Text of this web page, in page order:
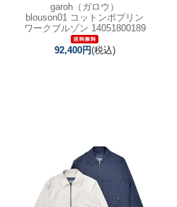
garoh（ガロウ）
blouson01 コットンポプリン
ワークブルゾン 14051800189
92,400円(税込)